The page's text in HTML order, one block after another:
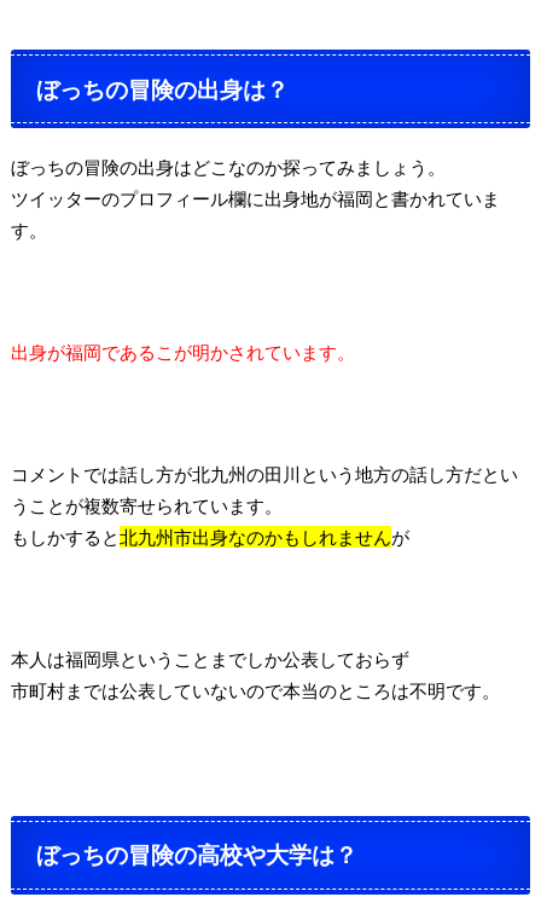
ぼっちの冒険の出身は？
ぼっちの冒険の出身はどこなのか探ってみましょう。
ツイッターのプロフィール欄に出身地が福岡と書かれていま
す。
出身が福岡であるこが明かされています。
コメントでは話し方が北九州の田川という地方の話し方だとい
うことが複数寄せられています。
もしかすると北九州市出身なのかもしれませんが
本人は福岡県ということまでしか公表しておらず
市町村までは公表していないので本当のところは不明です。
ぼっちの冒険の高校や大学は？